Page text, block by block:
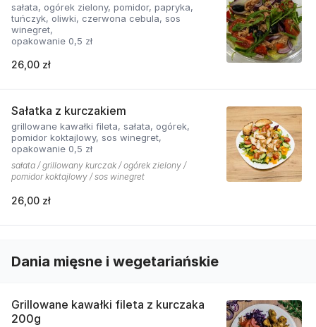
sałata, ogórek zielony, pomidor, papryka,
tuńczyk, oliwki, czerwona cebula, sos
winegret,
opakowanie 0,5 zł
26,00 zł
Sałatka z kurczakiem
grillowane kawałki fileta, sałata, ogórek,
pomidor koktajlowy, sos winegret,
opakowanie 0,5 zł
sałata / grillowany kurczak / ogórek zielony /
pomidor koktajlowy / sos winegret
26,00 zł
Dania mięsne i wegetariańskie
Grillowane kawałki fileta z kurczaka
200g